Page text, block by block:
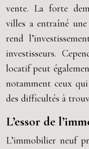
vente. La forte
villes a entraîné
rend
investisseurs.
locatif peut
notamment ceux
des difficultés à
L’essor de
L’immobilier neuf